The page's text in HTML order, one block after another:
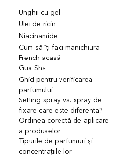
Unghii cu gel
Ulei de ricin
Niacinamide
Cum să îți faci manichiura
French acasă
Gua Sha
Ghid pentru verificarea
parfumului
Setting spray vs. spray de
fixare care este diferenta?
Ordinea corectă de aplicare
a produselor
Tipurile de parfumuri și
concentrațiile lor